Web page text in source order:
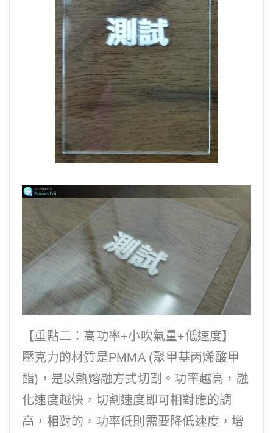
【重點二：高功率+小吹氣量+低速度】
壓克力的材質是PMMA (聚甲基丙烯酸甲
酯)，是以熱熔融方式切割。功率越高，融
化速度越快，切割速度即可相對應的調
高，相對的，功率低則需要降低速度，增